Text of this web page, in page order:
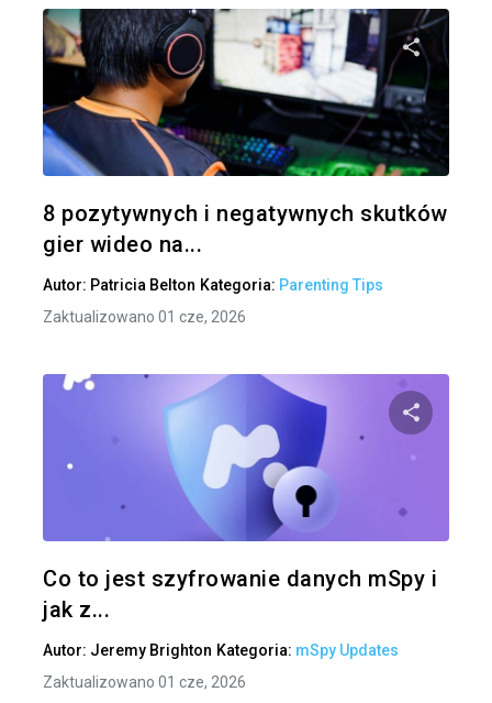
8 pozytywnych i negatywnych skutków
gier wideo na...
Autor: Patricia Belton Kategoria: Parenting Tips
Zaktualizowano 01 cze, 2026
Co to jest szyfrowanie danych mSpy i
jak z...
Autor: Jeremy Brighton Kategoria: mSpy Updates
Zaktualizowano 01 cze, 2026